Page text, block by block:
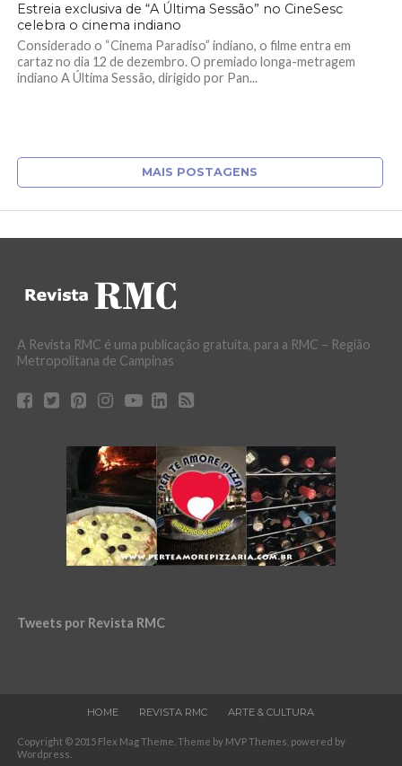
Estreia exclusiva de “A Última Sessão” no CineSesc
celebra o cinema indiano
Considerado o “Cinema Paradiso” indiano, o filme entra em
cartaz no dia 12 de dezembro. O premiado longa-metragem
indiano A Última Sessão, dirigido por Pan...
MAIS POSTAGENS
A Revista RMC é uma publicação gratuita, para a RMC – Região
Metropolitana de Campinas
Tweets por Revista RMC
HOME REVISTA RMC ARTE & CULTURA
Copyright © 2015 Flex Mag Theme. Theme by MVP Themes, powered by
Wordpress.